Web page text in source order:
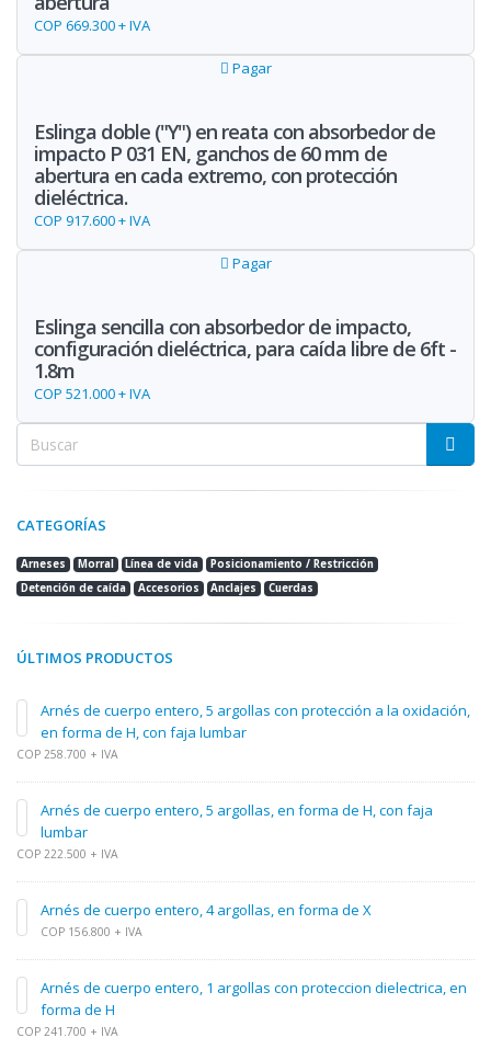
COP 669.300 + IVA
Pagar
Eslinga doble ("Y") en reata con absorbedor de
impacto P 031 EN, ganchos de 60 mm de
abertura en cada extremo, con protección
dieléctrica.
COP 917.600 + IVA
Pagar
Eslinga sencilla con absorbedor de impacto,
configuración dieléctrica, para caída libre de 6ft -
1.8m
COP 521.000 + IVA
CATEGORÍAS
Arneses Morral Línea de vida
Posicionamiento / Restricción
Detención de caída
Accesorios Anclajes Cuerdas
ÚLTIMOS PRODUCTOS
Arnés de cuerpo entero, 5 argollas con protección a la oxidación,
en forma de H, con faja lumbar
COP 258.700 + IVA
Arnés de cuerpo entero, 5 argollas, en forma de H, con faja
lumbar
COP 222.500 + IVA
Arnés de cuerpo entero, 4 argollas, en forma de X
COP 156.800 + IVA
Arnés de cuerpo entero, 1 argollas con proteccion dielectrica, en
forma de H
COP 241.700 + IVA